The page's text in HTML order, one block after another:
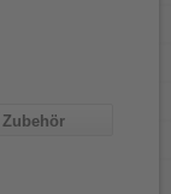
Zubehör